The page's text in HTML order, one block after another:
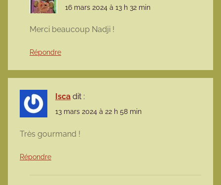
16 mars 2024 à 13 h 32 min
Merci beaucoup Nadji !
Répondre
Isca dit :
13 mars 2024 à 22 h 58 min
Très gourmand !
Répondre